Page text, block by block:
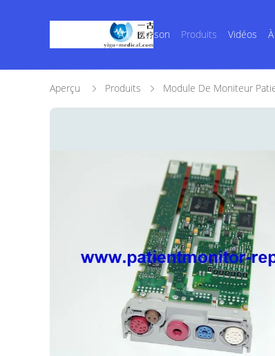
À La Maison Produits Vidéos
Aperçu Produits Module De Moniteur